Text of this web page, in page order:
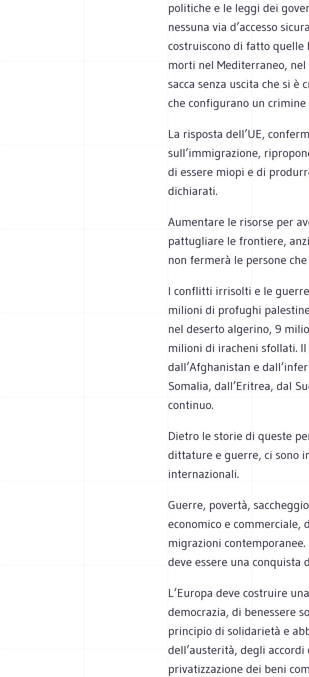
politiche e le leggi dei
nessuna via d’accesso
costruiscono di fatto
morti nel Mediterraneo,
sacca senza uscita che si è
che configurano un crimine
La risposta dell’UE,
sull’immigrazione,
di essere miopi e di
dichiarati.
Aumentare le risorse per
pattugliare le frontiere,
non fermerà le persone
I conflitti irrisolti e le
milioni di profughi
nel deserto algerino, 9
milioni di iracheni sfollati.
dall’Afghanistan e
Somalia, dall’Eritrea, dal
continuo.
Dietro le storie di queste
dittature e guerre, ci sono
internazionali.
Guerre, povertà,
economico e commerciale,
migrazioni
deve essere una conquista
L’Europa deve costruire
democrazia, di benessere
principio di solidarietà e
dell’austerità, degli
privatizzazione dei beni